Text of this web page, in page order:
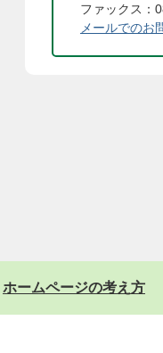
ファックス：
メールでのお
ホームページの考え方